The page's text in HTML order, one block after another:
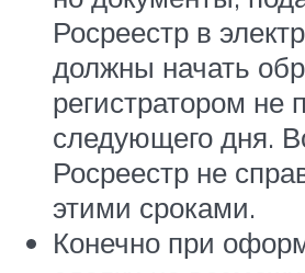
Росреестр в
должны начать
регистратором не
следующего дня.
Росреестр не
этими сроками.
Конечно при